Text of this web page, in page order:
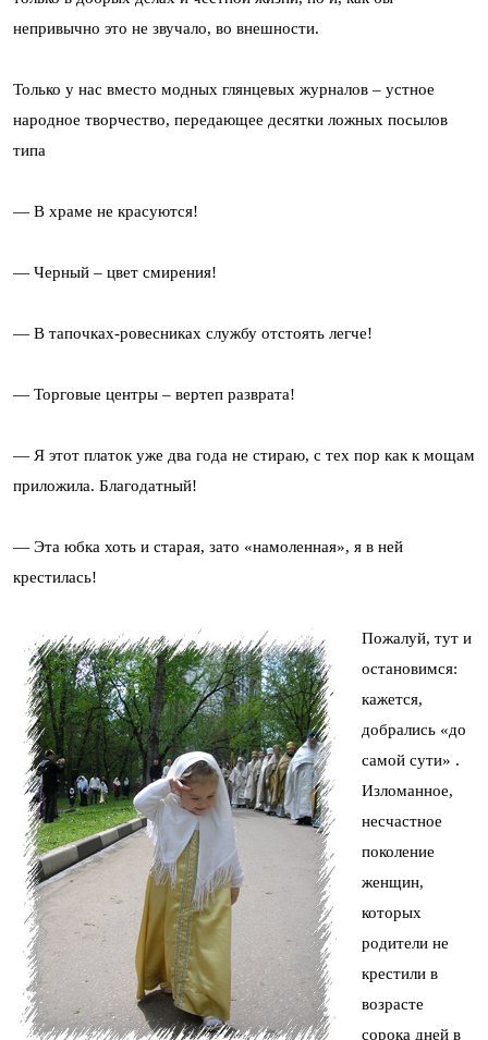
непривычно это не звучало, во внешности.
Только у нас вместо модных глянцевых журналов – устное
народное творчество, передающее десятки ложных посылов
типа
— В храме не красуются!
— Черный – цвет смирения!
— В тапочках-ровесниках службу отстоять легче!
— Торговые центры – вертеп разврата!
— Я этот платок уже два года не стираю, с тех пор как к мощам
приложила. Благодатный!
— Эта юбка хоть и старая, зато «намоленная», я в ней
крестилась!
Пожалуй, тут и
остановимся:
кажется,
добрались «до
самой сути» .
Изломанное,
несчастное
поколение
женщин,
которых
родители не
крестили в
возрасте
сорока дней в